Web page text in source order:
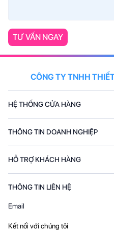
TƯ VẤN NGAY
CÔNG TY TNHH
HỆ THỐNG CỬA HÀNG
THÔNG TIN DOANH NGHIỆP
HỖ TRỢ KHÁCH HÀNG
THÔNG TIN LIÊN HỆ
Email
Kết nối với chúng tôi